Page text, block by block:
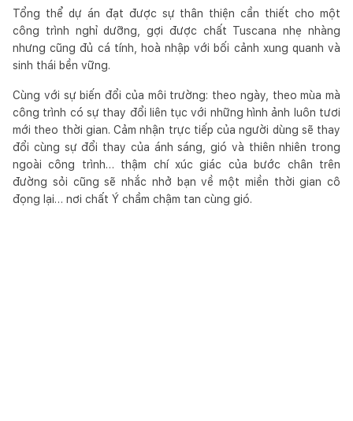
Tổng thể dự án đạt được sự thân thiện cần thiết cho một
công trình nghỉ dưỡng, gợi được chất Tuscana nhẹ nhàng
nhưng cũng đủ cá tính, hoà nhập với bối cảnh xung quanh và
sinh thái bền vững.
Cùng với sự biến đổi của môi trường: theo ngày, theo mùa mà
công trình có sự thay đổi liên tục với những hình ảnh luôn tươi
mới theo thời gian. Cảm nhận trực tiếp của người dùng sẽ thay
đổi cùng sự đổi thay của ánh sáng, gió và thiên nhiên trong
ngoài công trình… thậm chí xúc giác của bước chân trên
đường sỏi cũng sẽ nhắc nhở bạn về một miền thời gian cô
đọng lại… nơi chất Ý chầm chậm tan cùng gió.